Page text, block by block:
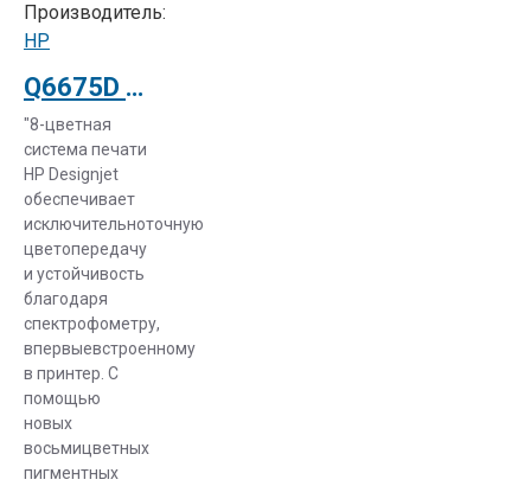
Производитель:
НР
Q6675D Струйный плоттер HP Designjet Z2100 24-in Printer
"8-цветная
система печати
НР Designjet
обеспечивает
исключительноточную
цветопередачу
и устойчивость
благодаря
спектрофометру,
впервыевстроенному
в принтер. С
помощью
новых
восьмицветных
пигментных